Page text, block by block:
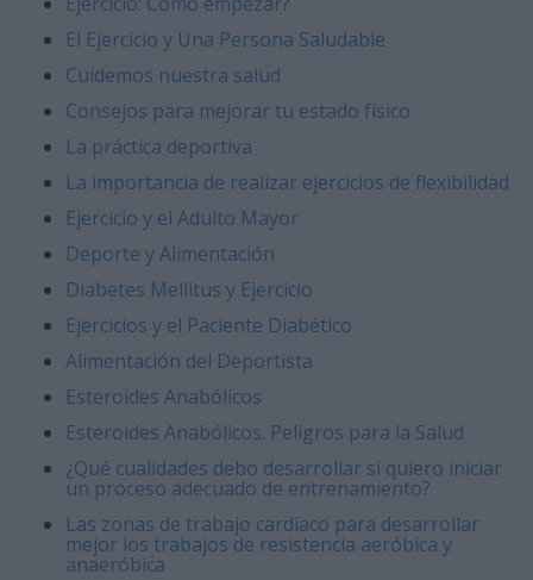
El Ejercicio y Una Persona Saludable
Cuidemos nuestra salud
Consejos para mejorar tu estado físico
La práctica deportiva
La importancia de realizar ejercicios de flexibilidad
Ejercicio y el Adulto Mayor
Deporte y Alimentación
Diabetes Mellitus y Ejercicio
Ejercicios y el Paciente Diabético
Alimentación del Deportista
Esteroides Anabólicos
Esteroides Anabólicos. Peligros para la Salud
¿Qué cualidades debo desarrollar si quiero iniciar
un proceso adecuado de entrenamiento?
Las zonas de trabajo cardíaco para desarrollar
mejor los trabajos de resistencia aeróbica y
anaeróbica